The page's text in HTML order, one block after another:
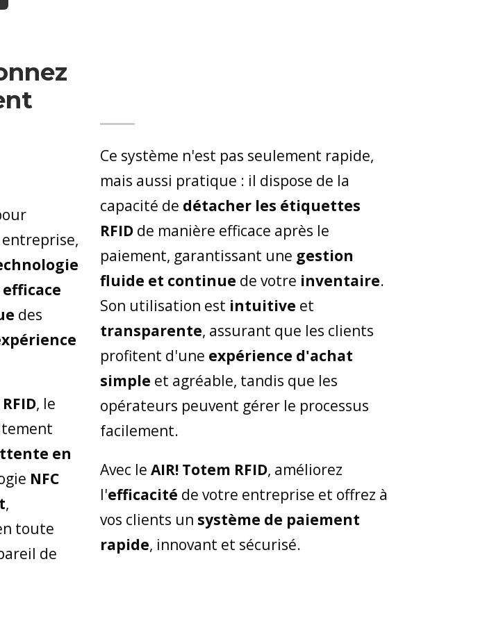
des
, le
en
NFC
,
toute
de
Ce système n'est pas seulement rapide,
mais aussi pratique : il dispose de la
capacité de détacher les étiquettes
RFIDde manière efficace après le
paiement, garantissant une gestion
fluide et continue de votre inventaire.
Son utilisation est intuitive et
transparente, assurant que les clients
profitent d'une expérience d'achat
simple et agréable, tandis que les
opérateurs peuvent gérer le processus
facilement.
Avec le AIR! Totem RFID, améliorez
l'efficacité de votre entreprise et offrez à
vos clients un système de paiement
rapide, innovant et sécurisé.